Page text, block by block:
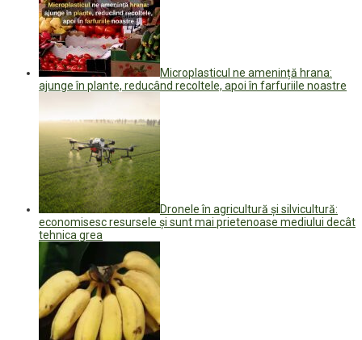
Microplasticul ne amenință hrana:
ajunge în plante, reducând recoltele, apoi în farfuriile noastre
Dronele în agricultură și silvicultură:
economisesc resursele și sunt mai prietenoase mediului decât
tehnica grea